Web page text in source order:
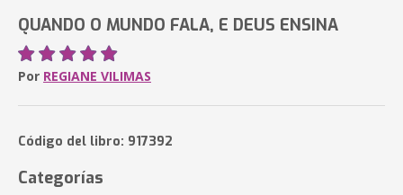
QUANDO O MUNDO FALA, E DEUS ENSINA
Por REGIANE VILIMAS
Código del libro: 917392
Categorías